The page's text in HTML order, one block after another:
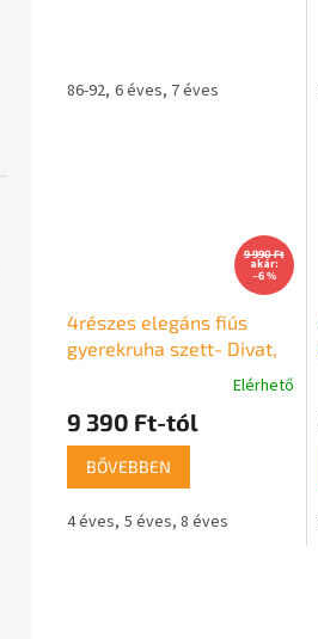
86-92 6 éves 7 éves
9 990 Ft
akár:
–6 %
4részes elegáns fiús
gyerekruha szett- Divat,
Elérhető
9 390 Ft-tól
BŐVEBBEN
4 éves 5 éves 8 éves